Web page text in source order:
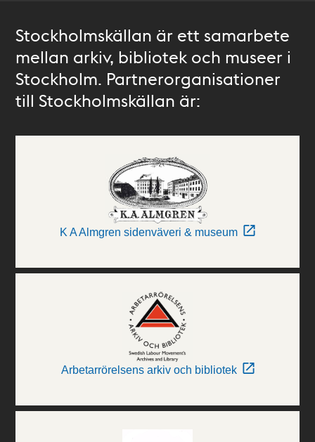
Stockholmskällan är ett samarbete
mellan arkiv, bibliotek och museer i
Stockholm. Partnerorganisationer
till Stockholmskällan är:
K A Almgren sidenväveri & museum
Arbetarrörelsens arkiv och bibliotek